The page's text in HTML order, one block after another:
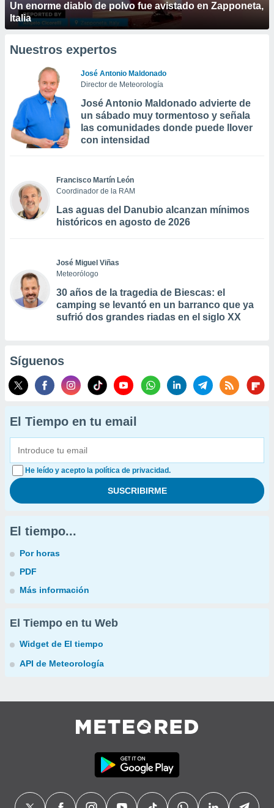
Un enorme diablo de polvo fue avistado en Zapponeta,
Italia
Nuestros expertos
José Antonio Maldonado
Director de Meteorología
José Antonio Maldonado advierte de
un sábado muy tormentoso y señala
las comunidades donde puede llover
con intensidad
Francisco Martín León
Coordinador de la RAM
Las aguas del Danubio alcanzan mínimos
históricos en agosto de 2026
José Miguel Viñas
Meteorólogo
30 años de la tragedia de Biescas: el
camping se levantó en un barranco que ya
sufrió dos grandes riadas en el siglo XX
Síguenos
El Tiempo en tu email
He leído y acepto la política de privacidad.
El tiempo...
Por horas
PDF
Más información
El Tiempo en tu Web
Widget de El tiempo
API de Meteorología